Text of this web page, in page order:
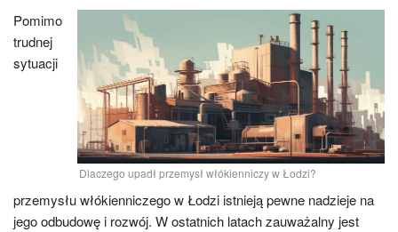
Dlaczego upadł przemysł włókienniczy w Łodzi?
Pomimo
trudnej
sytuacji
przemysłu włókienniczego w Łodzi istnieją pewne nadzieje na
jego odbudowę i rozwój. W ostatnich latach zauważalny jest